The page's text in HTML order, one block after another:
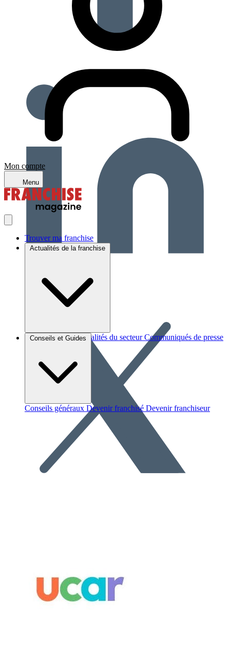
Mon compte
Menu
Trouver ma franchise
Actualités de la franchise
Brèves et actus Actualités du secteur Communiqués de presse
Conseils et Guides
Conseils généraux Devenir franchisé Devenir franchiseur